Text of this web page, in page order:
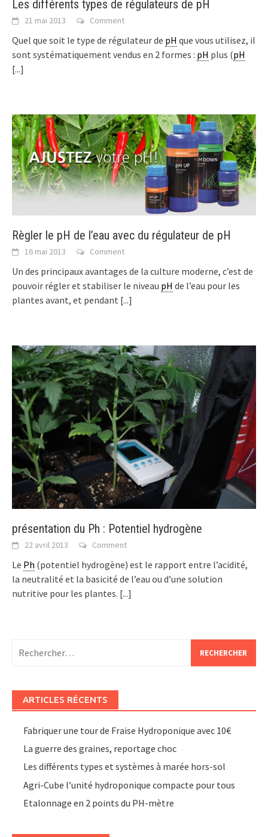
Les différents types de régulateurs de pH
21 mai 2013 Comment
Quel que soit le type de régulateur de pH que vous utilisez, il
sont systématiquement vendus en 2 formes : pH plus (pH
[...]
Règler le pH de l’eau avec du régulateur de pH
16 mai 2013 Comment
Un des principaux avantages de la culture moderne, c’est de
pouvoir régler et stabiliser le niveau pH de l’eau pour les
plantes avant, et pendant [...]
présentation du Ph : Potentiel hydrogène
22 avril 2013 Comment
Le Ph (potentiel hydrogène) est le rapport entre l’acidité,
la neutralité et la basicité de l’eau ou d’une solution
nutritive pour les plantes. [...]
ARTICLES RÉCENTS
Fabriquer une tour de Fraise Hydroponique avec 10€
La guerre des graines, reportage choc
Les différents types et systèmes à marée hors-sol
Agri-Cube l’unité hydroponique compacte pour tous
Etalonnage en 2 points du PH-mètre